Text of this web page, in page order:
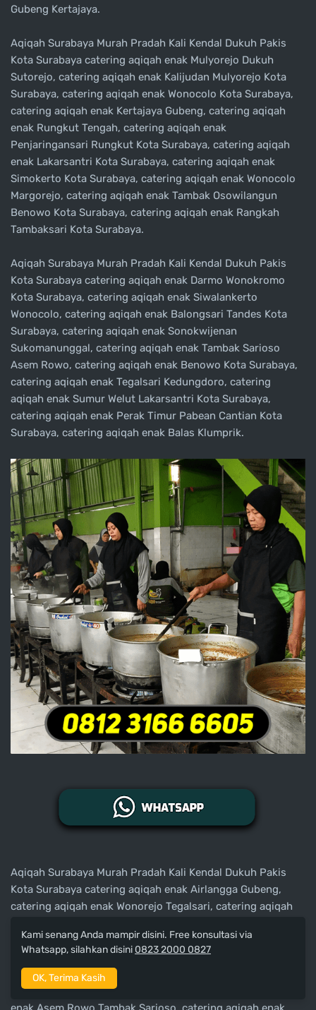
Gubeng Kertajaya.
Aqiqah Surabaya Murah Pradah Kali Kendal Dukuh Pakis
Kota Surabaya catering aqiqah enak Mulyorejo Dukuh
Sutorejo, catering aqiqah enak Kalijudan Mulyorejo Kota
Surabaya, catering aqiqah enak Wonocolo Kota Surabaya,
catering aqiqah enak Kertajaya Gubeng, catering aqiqah
enak Rungkut Tengah, catering aqiqah enak
Penjaringansari Rungkut Kota Surabaya, catering aqiqah
enak Lakarsantri Kota Surabaya, catering aqiqah enak
Simokerto Kota Surabaya, catering aqiqah enak Wonocolo
Margorejo, catering aqiqah enak Tambak Osowilangun
Benowo Kota Surabaya, catering aqiqah enak Rangkah
Tambaksari Kota Surabaya.
Aqiqah Surabaya Murah Pradah Kali Kendal Dukuh Pakis
Kota Surabaya catering aqiqah enak Darmo Wonokromo
Kota Surabaya, catering aqiqah enak Siwalankerto
Wonocolo, catering aqiqah enak Balongsari Tandes Kota
Surabaya, catering aqiqah enak Sonokwijenan
Sukomanunggal, catering aqiqah enak Tambak Sarioso
Asem Rowo, catering aqiqah enak Benowo Kota Surabaya,
catering aqiqah enak Tegalsari Kedungdoro, catering
aqiqah enak Sumur Welut Lakarsantri Kota Surabaya,
catering aqiqah enak Perak Timur Pabean Cantian Kota
Surabaya, catering aqiqah enak Balas Klumprik.
Aqiqah Surabaya Murah Pradah Kali Kendal Dukuh Pakis
Kota Surabaya catering aqiqah enak Airlangga Gubeng,
catering aqiqah enak Wonorejo Tegalsari, catering aqiqah
aqiqah enak Kedung Baruk, catering aqiqah enak Tengilis
Mejoyo Tenggilis Mejoyo Kota Surabaya, catering aqiqah
enak Kenjeran Bulak Kota Surabaya, catering aqiqah enak
Panyingkiran Indihiang Kota Tasikmalaya, catering aqiqah
Kami senang Anda mampir disini. Free konsultasi via
Whatsapp, silahkan disini 0823 2000 0827
OK, Terima Kasih